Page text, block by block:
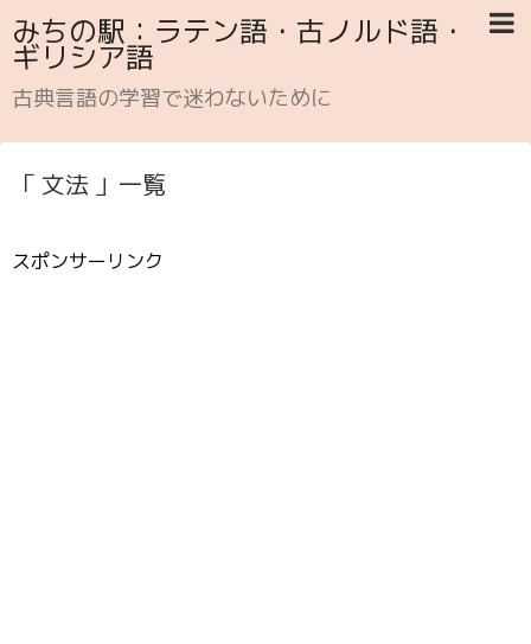
みちの駅：ラテン語・古ノルド語・
ギリシア語
古典言語の学習で迷わないために
「 文法 」一覧
スポンサーリンク